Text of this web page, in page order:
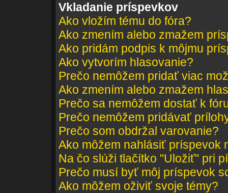
Vkladanie príspevkov
Ako vložím tému do fóra?
Ako zmením alebo zmažem
Ako pridám podpis k môjmu
Ako vytvorím hlasovanie?
Prečo nemôžem pridať viac
Ako zmením alebo zmažem
Prečo sa nemôžem dostať k
Prečo nemôžem pridávať
Prečo som obdržal varovanie?
Ako môžem nahlásiť príspevok
Na čo slúži tlačítko "Uložiť" pri
Prečo musí byť môj príspevok
Ako môžem oživiť svoje témy?